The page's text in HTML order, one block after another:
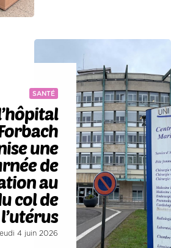
SANTÉ
une
de
au
col de
l’utérus
4 juin 2026